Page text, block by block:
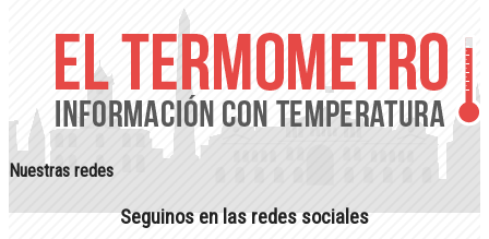
Nuestras redes
Seguinos en las redes sociales